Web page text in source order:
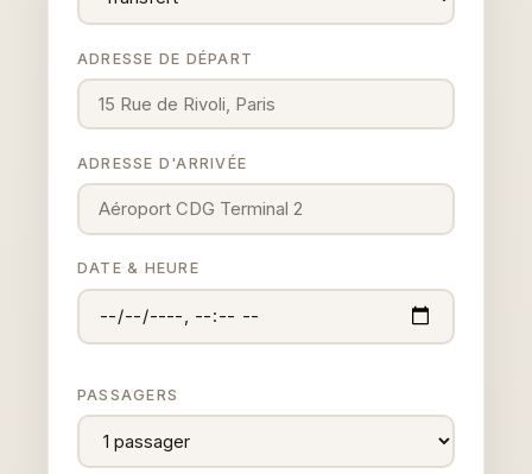
ADRESSE DE DÉPART
ADRESSE D'ARRIVÉE
DATE & HEURE
PASSAGERS